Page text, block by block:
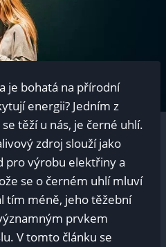
je bohatá na přírodní
energii? Jedním z
těží u nás, je černé uhlí.
zdroj slouží jako
pro výrobu elektřiny a
se o černém uhlí mluví
tím méně, jeho těžební
prvkem
V tomto článku se